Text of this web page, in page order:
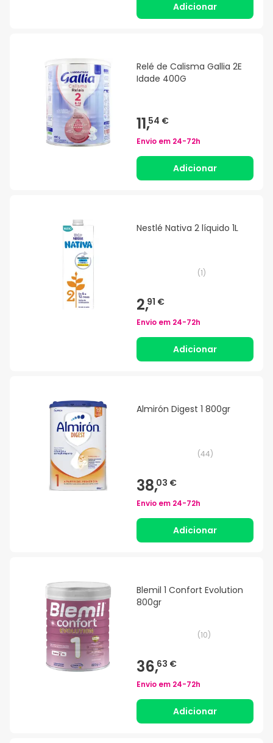
Adicionar
Relé de Calisma Gallia 2E
Idade 400G
11,54 €
Envio em 24-72h
Adicionar
Nestlé Nativa 2 líquido 1L
(1)
2,91 €
Envio em 24-72h
Adicionar
Almirón Digest 1 800gr
(44)
38,03 €
Envio em 24-72h
Adicionar
Blemil 1 Confort Evolution
800gr
(10)
36,63 €
Envio em 24-72h
Adicionar